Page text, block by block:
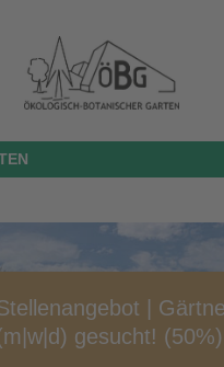
|
gesucht! (50%)